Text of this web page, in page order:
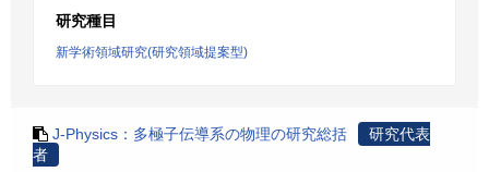
研究種目
新学術領域研究(研究領域提案型)
J-Physics：多極子伝導系の物理の研究総括
研究代表
者